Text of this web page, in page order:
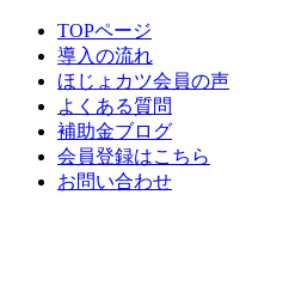
TOPページ
導入の流れ
ほじょカツ会員の声
よくある質問
補助金ブログ
会員登録はこちら
お問い合わせ